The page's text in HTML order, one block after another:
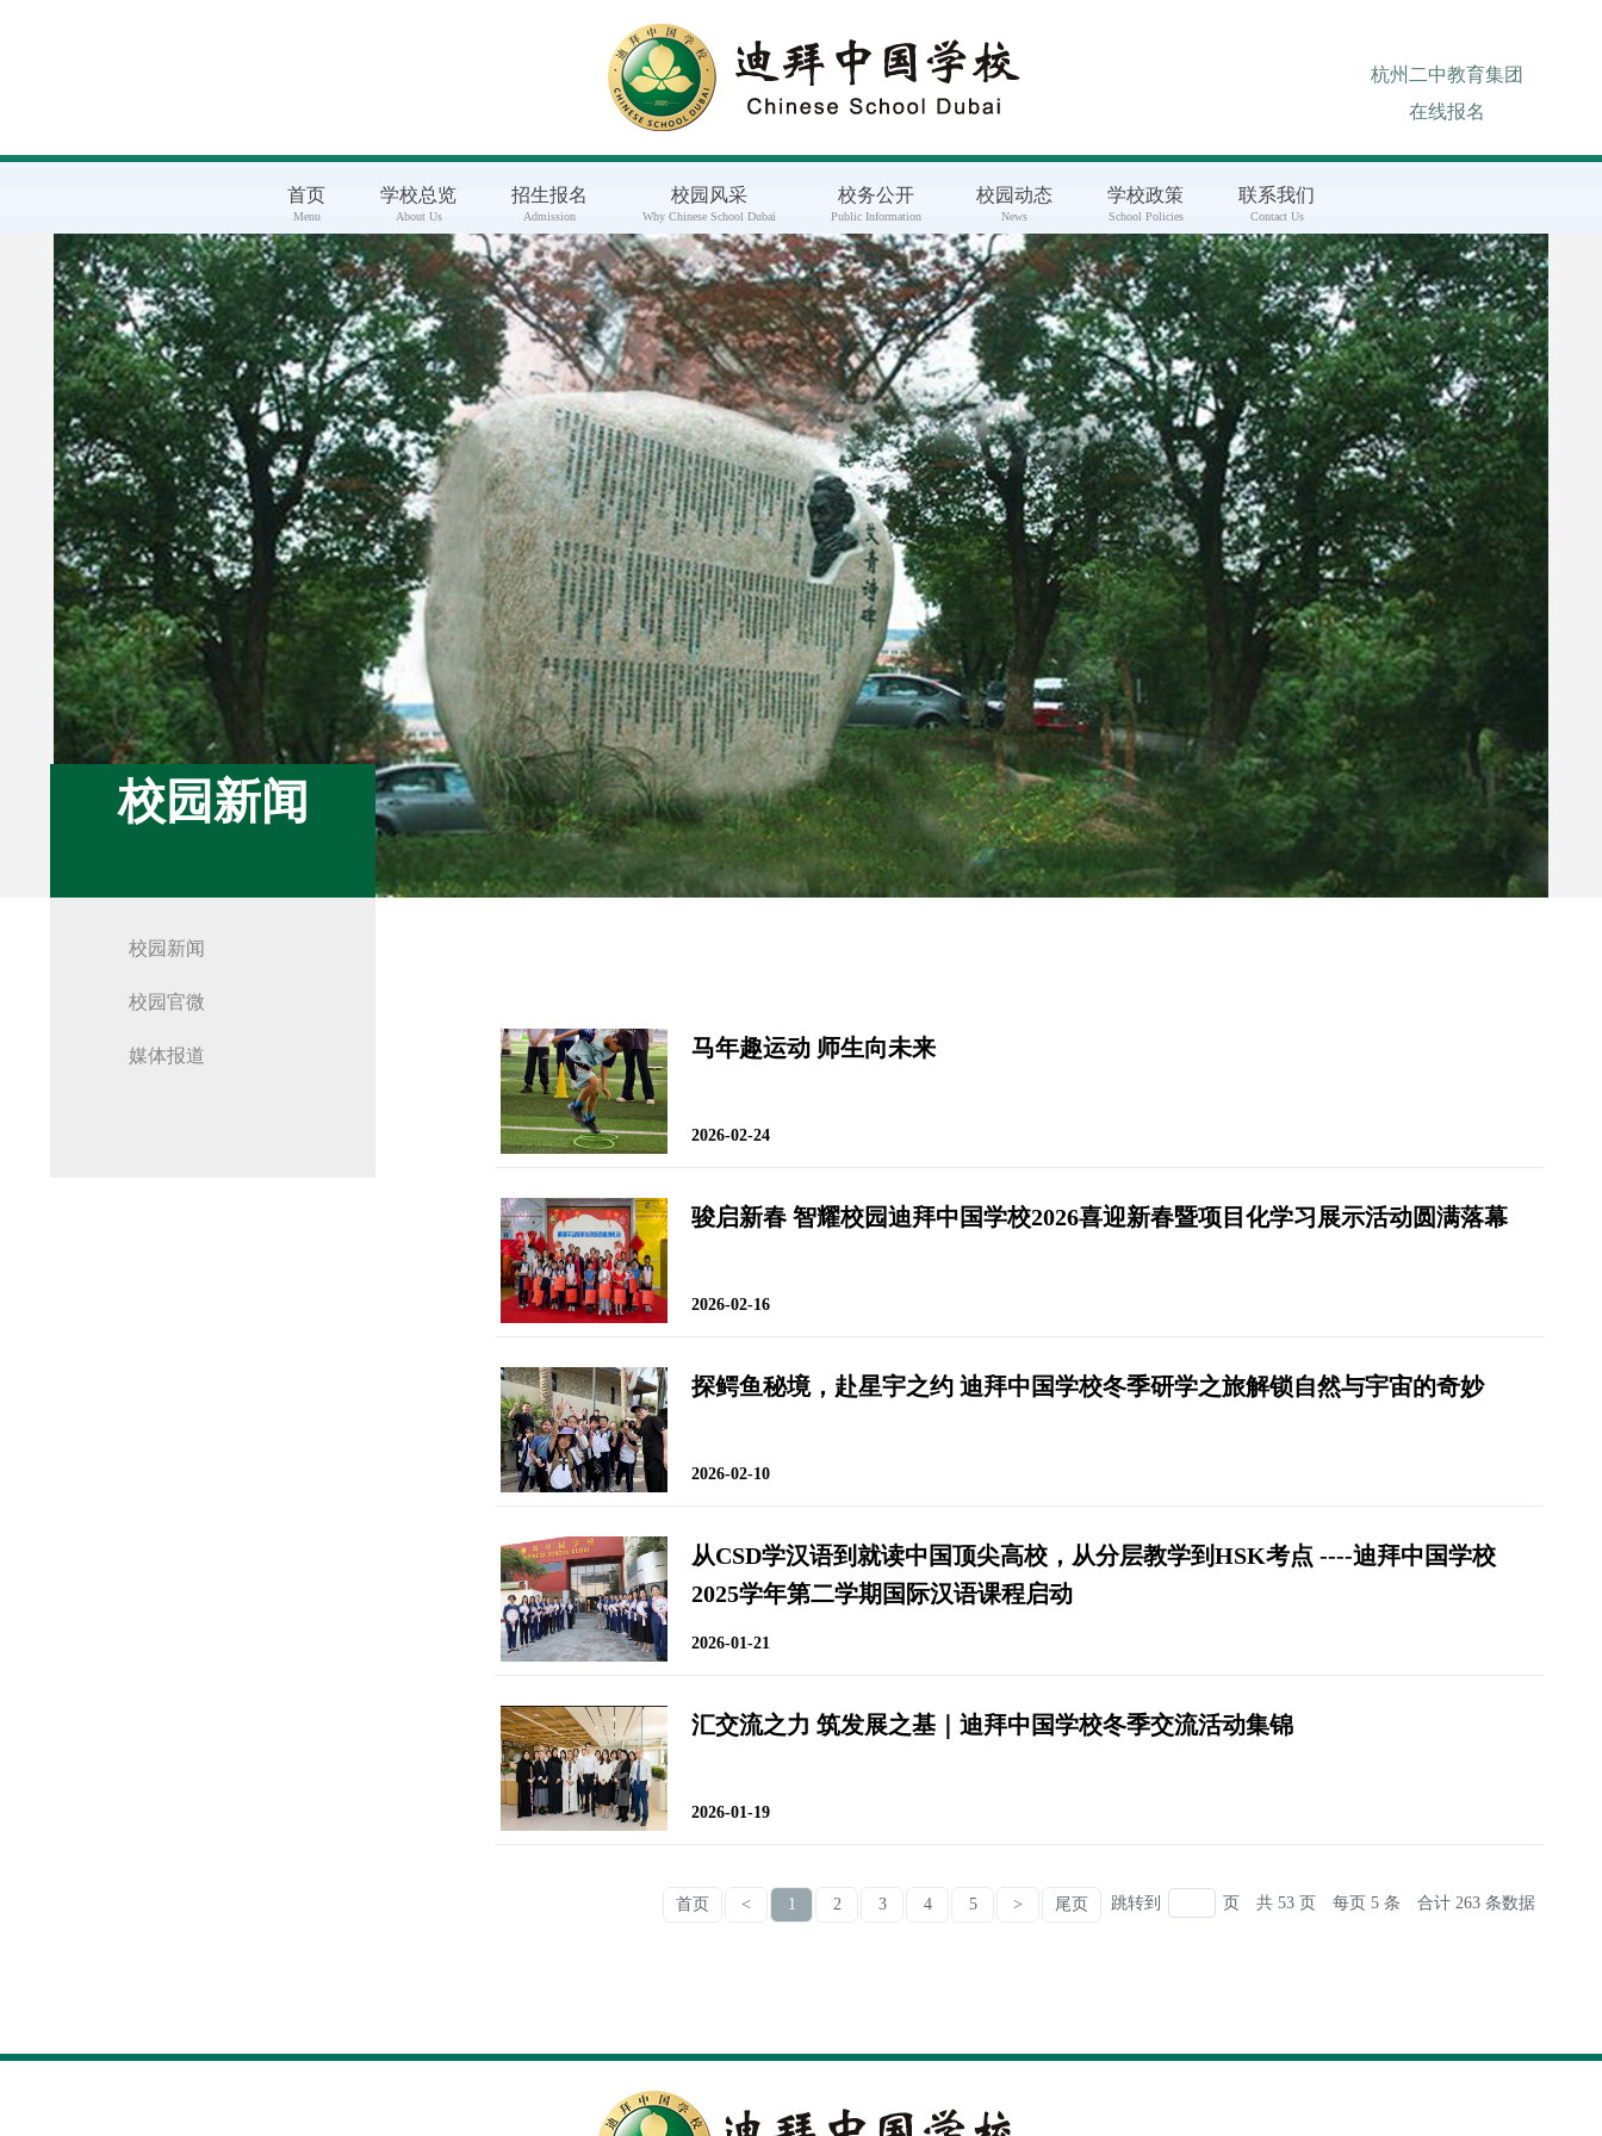
杭州二中教育集团
在线报名
首页
Menu
学校总览
About Us
招生报名
Admission
校园风采
Why Chinese School Dubai
校务公开
Public Information
校园动态
News
学校政策
School Policies
联系我们
Contact Us
校园新闻
校园新闻
校园官微
媒体报道 马年趣运动 师生向未来
2026-02-24
骏启新春 智耀校园迪拜中国学校2026喜迎新春暨项目化学习展示活动圆满落幕
2026-02-16
探鳄鱼秘境，赴星宇之约 迪拜中国学校冬季研学之旅解锁自然与宇宙的奇妙
2026-02-10
从CSD学汉语到就读中国顶尖高校，从分层教学到HSK考点 ----迪拜中国学校
2025学年第二学期国际汉语课程启动
2026-01-21
汇交流之力 筑发展之基｜迪拜中国学校冬季交流活动集锦
2026-01-19
首页 < 1 2 3 4 5 > 尾页 跳转到 页 共 53 页 每页 5 条 合计 263 条数据